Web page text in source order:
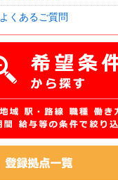
よくあるご質問